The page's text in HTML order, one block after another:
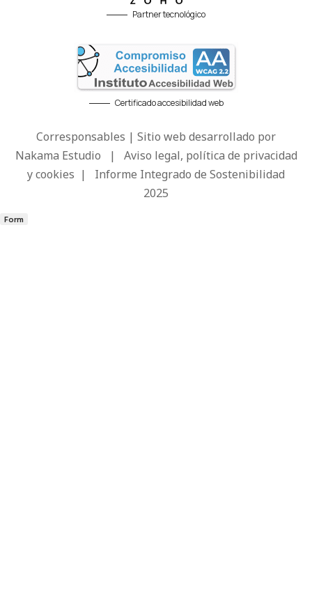
Partner tecnológico
Certificado accesibilidad web
Corresponsables | Sitio web desarrollado por
Nakama Estudio | Aviso legal, política de privacidad
y cookies | Informe Integrado de Sostenibilidad
2025
Form